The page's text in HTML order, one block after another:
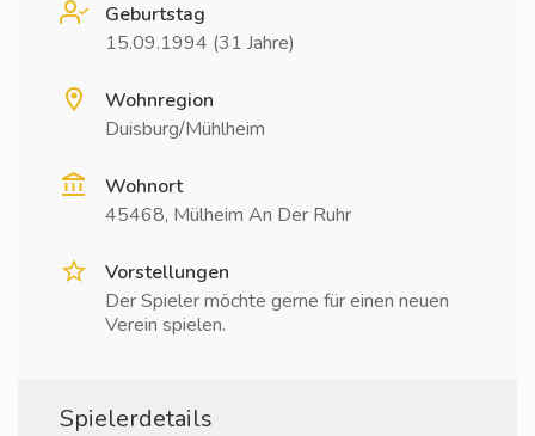
Geburtstag
15.09.1994 (31 Jahre)
Wohnregion
Duisburg/Mühlheim
Wohnort
45468, Mülheim An Der Ruhr
Vorstellungen
Der Spieler möchte gerne für einen neuen
Verein spielen.
Spielerdetails